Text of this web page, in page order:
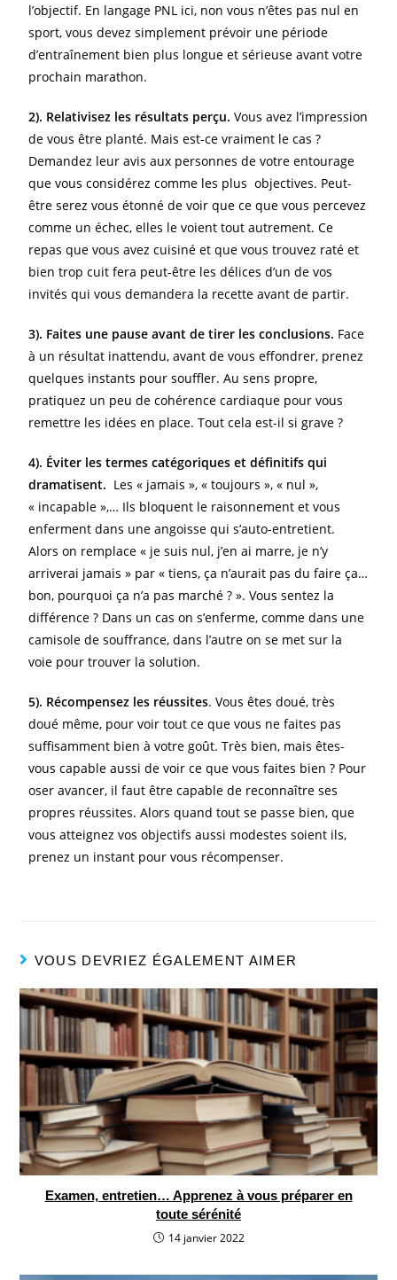
l’objectif. En langage PNL ici, non vous n’êtes pas nul en
sport, vous devez simplement prévoir une période
d’entraînement bien plus longue et sérieuse avant votre
prochain marathon.
2). Relativisez les résultats perçu. Vous avez l’impression
de vous être planté. Mais est-ce vraiment le cas ?
Demandez leur avis aux personnes de votre entourage
que vous considérez comme les plus objectives. Peut-
être serez vous étonné de voir que ce que vous percevez
comme un échec, elles le voient tout autrement. Ce
repas que vous avez cuisiné et que vous trouvez raté et
bien trop cuit fera peut-être les délices d’un de vos
invités qui vous demandera la recette avant de partir.
3). Faites une pause avant de tirer les conclusions. Face
à un résultat inattendu, avant de vous effondrer, prenez
quelques instants pour souffler. Au sens propre,
pratiquez un peu de cohérence cardiaque pour vous
remettre les idées en place. Tout cela est-il si grave ?
4). Éviter les termes catégoriques et définitifs qui
dramatisent. Les « jamais », « toujours », « nul »,
« incapable »,… Ils bloquent le raisonnement et vous
enferment dans une angoisse qui s’auto-entretient.
Alors on remplace « je suis nul, j’en ai marre, je n’y
arriverai jamais » par « tiens, ça n’aurait pas du faire ça…
bon, pourquoi ça n’a pas marché ? ». Vous sentez la
différence ? Dans un cas on s’enferme, comme dans une
camisole de souffrance, dans l’autre on se met sur la
voie pour trouver la solution.
5). Récompensez les réussites. Vous êtes doué, très
doué même, pour voir tout ce que vous ne faites pas
suffisamment bien à votre goût. Très bien, mais êtes-
vous capable aussi de voir ce que vous faites bien ? Pour
oser avancer, il faut être capable de reconnaître ses
propres réussites. Alors quand tout se passe bien, que
vous atteignez vos objectifs aussi modestes soient ils,
prenez un instant pour vous récompenser.
VOUS DEVRIEZ ÉGALEMENT AIMER
Examen, entretien… Apprenez à vous préparer en
toute sérénité
14 janvier 2022